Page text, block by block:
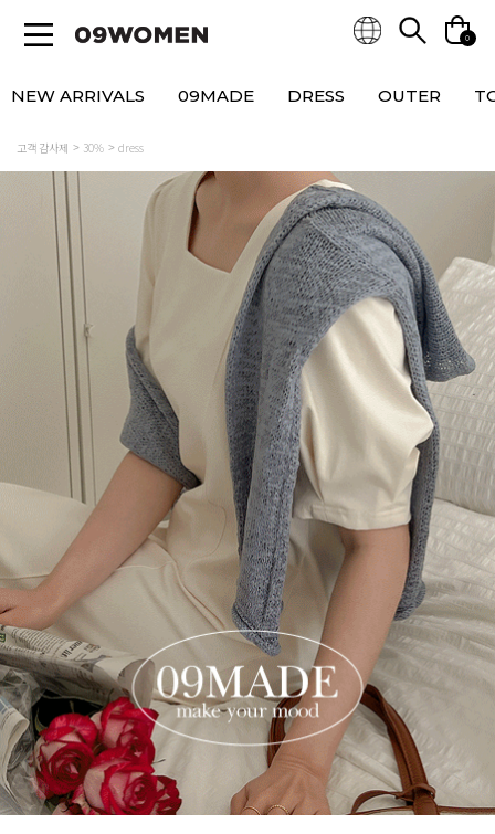
0
NEW ARRIVALS 09MADE DRESS OUTER
고객 감사제 30% dress